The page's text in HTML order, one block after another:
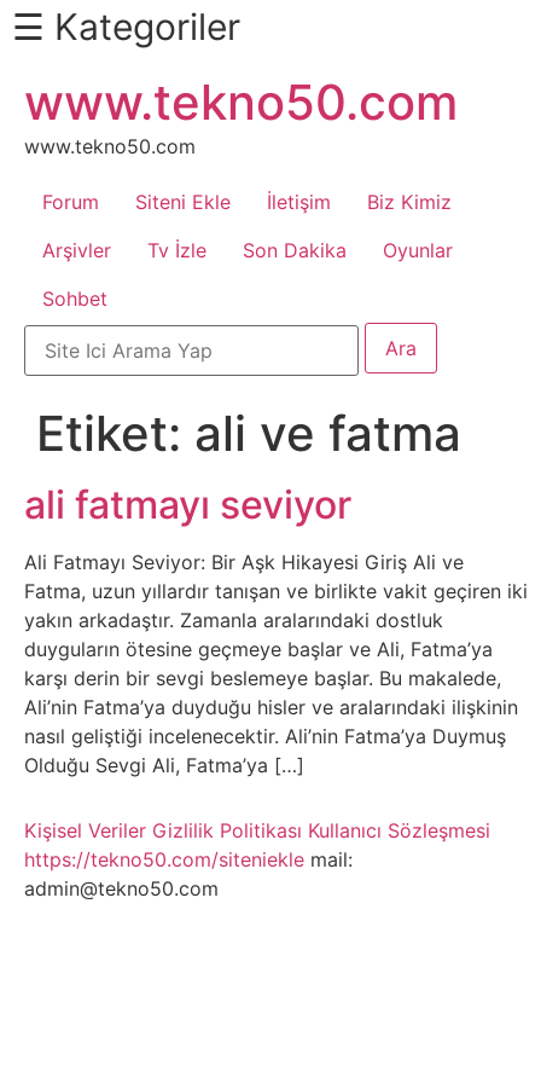
Daha
Fazlası
İçin
Kaydır
Android
Apk
Arabalar
Bankacılık
İşlemleri
Belgesel
Bilgi
Bilgisayar
Bilim
Bitkiler
☰ Kategoriler
atla
www.tekno50.com
www.tekno50.com
Forum Siteni Ekle İletişim
Biz Kimiz
Arşivler
Tv İzle Son Dakika
Oyunlar
Sohbet
Etiket: ali ve fatma
ali fatmayı seviyor
Ali Fatmayı Seviyor: Bir Aşk Hikayesi Giriş Ali ve
Fatma, uzun yıllardır tanışan ve birlikte vakit geçiren iki
yakın arkadaştır. Zamanla aralarındaki dostluk
duyguların ötesine geçmeye başlar ve Ali, Fatma’ya
karşı derin bir sevgi beslemeye başlar. Bu makalede,
Ali’nin Fatma’ya duyduğu hisler ve aralarındaki ilişkinin
nasıl geliştiği incelenecektir. Ali’nin Fatma’ya Duymuş
Olduğu Sevgi Ali, Fatma’ya […]
Kişisel Veriler Gizlilik Politikası Kullanıcı Sözleşmesi
https://tekno50.com/siteniekle mail:
admin@tekno50.com